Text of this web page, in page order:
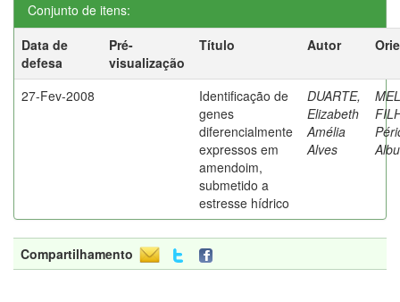
Conjunto de itens:
Data de
defesa
Pré-
visualização
Título Autor
27-Fev-2008
Identificação de
genes
diferencialmente
expressos em
amendoim,
submetido a
estresse hídrico
DUARTE,
Elizabeth
Amélia
Alves
Compartilhamento